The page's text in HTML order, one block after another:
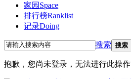
家园 Space
排行榜Ranklist
记录Doing
搜索 搜索
抱歉，您尚未登录，无法进行此操作